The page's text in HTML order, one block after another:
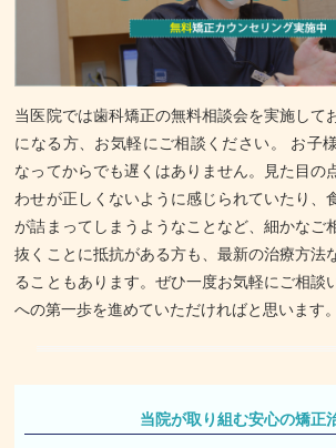
当医院では歯科矯正の無料相談会を実施して
になる方、お気軽にご相談ください。 お子
なってからでも遅くはありません。見た目の
わせが正しくないように感じられていたり、
が詰まってしまうようなことなど、細かなご
抜くことに抵抗がある方も、最新の治療方法
ることもあります。ぜひ一度お気軽にご相談
への第一歩を進めていただければと思います。
当院が取り組む安心の矯正